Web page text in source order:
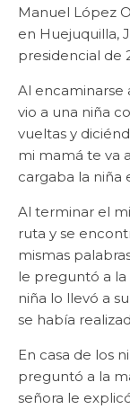
Manuel López
en Huejuquilla,
presidencial de
Al encaminarse
vio a una niña
vueltas y
mi mamá te va
cargaba la niña
Al terminar el
ruta y se
mismas
le preguntó a la
niña lo llevó a
se había
En casa de los
preguntó a la
señora le